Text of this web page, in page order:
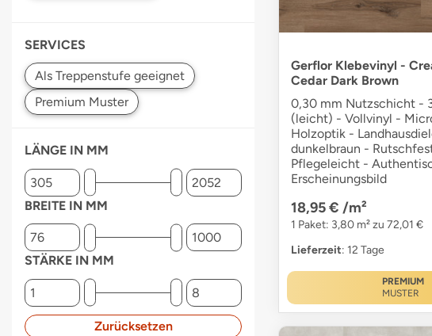
swipe
SERVICES
LÄNGE IN MM
BREITE IN MM
STÄRKE IN MM
Zurücksetzen
Gerflor Klebevinyl -
Cedar Dark Brown
0,30 mm Nutzschicht -
(leicht) - Vollvinyl -
Holzoptik -
dunkelbraun -
Pflegeleicht -
Erscheinungsbild
18,95 € /m²
1 Paket: 3,80 m² zu 72,01 €
Lieferzeit: 12 Tage
PREMIUM
MUSTER